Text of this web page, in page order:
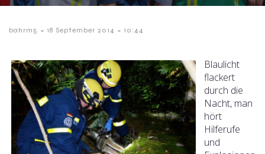
bahrm5 - 18 September 2014 - 10:44
Blaulicht
flackert
durch die
Nacht, man
hört
Hilferufe
und